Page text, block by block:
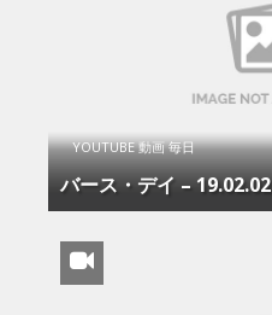
YOUTUBE 動画 毎日
バース・デイ – 19.02.02